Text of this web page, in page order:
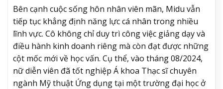
Bên cạnh cuộc sống hôn nhân viên mãn, Midu vẫn
tiếp tục khẳng định năng lực cá nhân trong nhiều
lĩnh vực. Cô không chỉ duy trì công việc giảng dạy và
điều hành kinh doanh riêng mà còn đạt được những
cột mốc mới về học vấn. Cụ thể, vào tháng 08/2024,
nữ diễn viên đã tốt nghiệp Á khoa Thạc sĩ chuyên
ngành Mỹ thuật Ứng dụng tại một trường đại học ở